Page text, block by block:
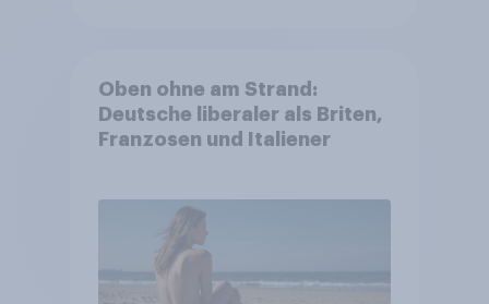
Oben ohne am Strand:
Deutsche liberaler als Briten,
Franzosen und Italiener